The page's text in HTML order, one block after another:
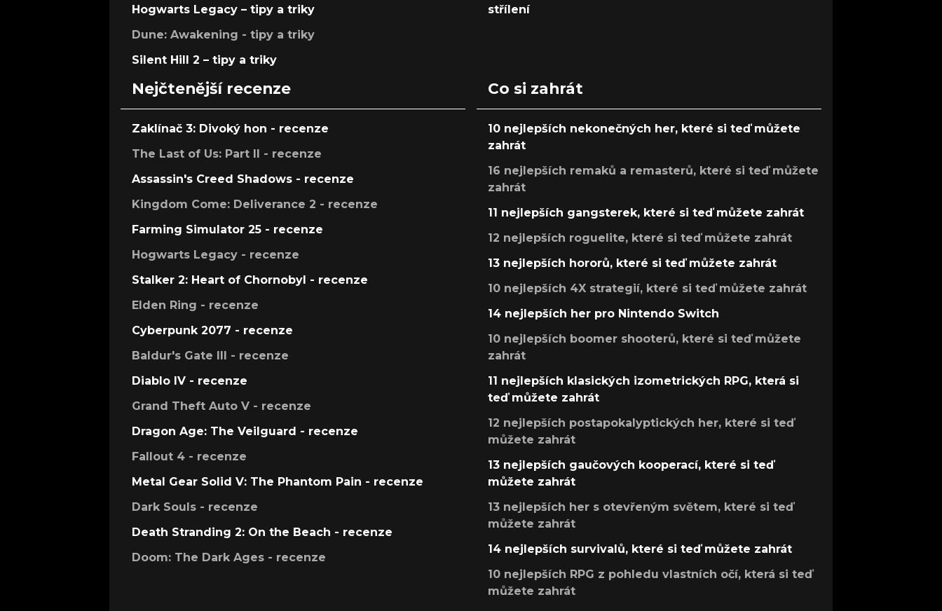
Hogwarts Legacy – tipy a triky
Dune: Awakening - tipy a triky
Silent Hill 2 – tipy a triky
střílení
Nejčtenější recenze
Zaklínač 3: Divoký hon - recenze
The Last of Us: Part II - recenze
Assassin's Creed Shadows - recenze
Kingdom Come: Deliverance 2 - recenze
Farming Simulator 25 - recenze
Hogwarts Legacy - recenze
Stalker 2: Heart of Chornobyl - recenze
Elden Ring - recenze
Cyberpunk 2077 - recenze
Baldur's Gate III - recenze
Diablo IV - recenze
Grand Theft Auto V - recenze
Dragon Age: The Veilguard - recenze
Fallout 4 - recenze
Metal Gear Solid V: The Phantom Pain - recenze
Dark Souls - recenze
Death Stranding 2: On the Beach - recenze
Doom: The Dark Ages - recenze
Co si zahrát
10 nejlepších nekonečných her, které si teď můžete
zahrát
16 nejlepších remaků a remasterů, které si teď můžete
zahrát
11 nejlepších gangsterek, které si teď můžete zahrát
12 nejlepších roguelite, které si teď můžete zahrát
13 nejlepších hororů, které si teď můžete zahrát
10 nejlepších 4X strategií, které si teď můžete zahrát
14 nejlepších her pro Nintendo Switch
10 nejlepších boomer shooterů, které si teď můžete
zahrát
11 nejlepších klasických izometrických RPG, která si
teď můžete zahrát
12 nejlepších postapokalyptických her, které si teď
můžete zahrát
13 nejlepších gaučových kooperací, které si teď
můžete zahrát
13 nejlepších her s otevřeným světem, které si teď
můžete zahrát
14 nejlepších survivalů, které si teď můžete zahrát
10 nejlepších RPG z pohledu vlastních očí, která si teď
můžete zahrát